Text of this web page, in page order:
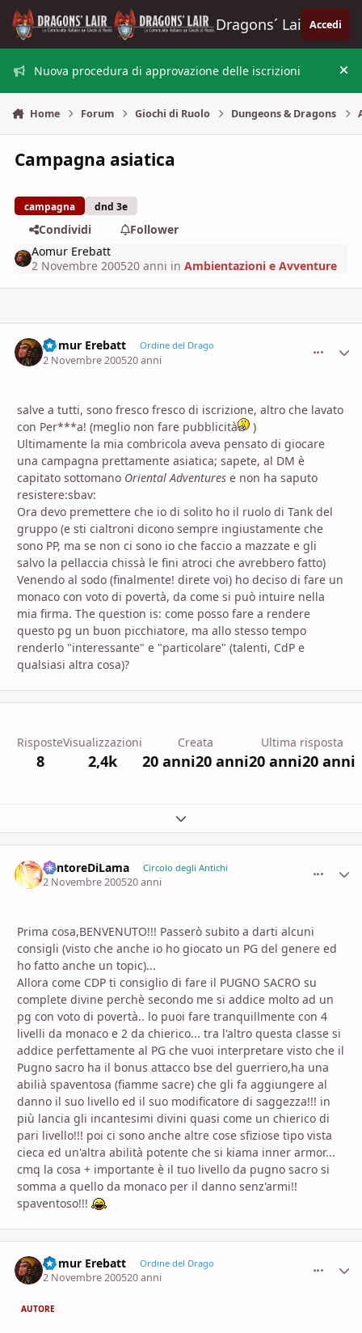
Vai al contenuto
Dragons´ Lair Accedi
Nuova procedura di approvazione delle iscrizioni
Home Forum Giochi di Ruolo Dungeons & Dragons
Campagna asiatica
campagna dnd 3e
Condividi
Follower
Aomur Erebatt
2 Novembre 200520 anni inAmbientazioni e Avventure
Aomur Erebatt Ordine del Drago
2 Novembre 200520 anni
salve a tutti, sono fresco fresco di iscrizione, altro che lavato
con Per***a! (meglio non fare pubblicità
)
Ultimamente la mia combricola aveva pensato di giocare
una campagna prettamente asiatica; sapete, al DM è
capitato sottomano Oriental Adventures e non ha saputo
resistere:sbav:
Ora devo premettere che io di solito ho il ruolo di Tank del
gruppo (e sti cialtroni dicono sempre ingiustamente che
sono PP, ma se non ci sono io che faccio a mazzate e gli
salvo la pellaccia chissà le fini atroci che avrebbero fatto)
Venendo al sodo (finalmente! direte voi) ho deciso di fare un
monaco con voto di povertà, da come si può intuire nella
mia firma. The question is: come posso fare a rendere
questo pg un buon picchiatore, ma allo stesso tempo
renderlo "interessante" e "particolare" (talenti, CdP e
qualsiasi altra cosa)?
Risposte
8
Visualizzazioni
2,4k
Creata
20 anni20 anni
Ultima risposta
20 anni20 anni
Espandi panoramica del topic
CantoreDiLama Circolo degli Antichi
2 Novembre 200520 anni
Prima cosa,BENVENUTO!!! Passerò subito a darti alcuni
consigli (visto che anche io ho giocato un PG del genere ed
ho fatto anche un topic)...
Allora come CDP ti consiglio di fare il PUGNO SACRO su
complete divine perchè secondo me si addice molto ad un
pg con voto di povertà.. lo puoi fare tranquillmente con 4
livelli da monaco e 2 da chierico... tra l'altro questa classe si
addice perfettamente al PG che vuoi interpretare visto che il
Pugno sacro ha il bonus attacco bse del guerriero,ha una
abilià spaventosa (fiamme sacre) che gli fa aggiungere al
danno il suo livello ed il suo modificatore di saggezza!!! in
più lancia gli incantesimi divini quasi come un chierico di
pari livello!!! poi ci sono anche altre cose sfiziose tipo vista
cieca ed un'altra abilità potente che si kiama inner armor...
cmq la cosa + importante è il tuo livello da pugno sacro si
somma a quello da monaco per il danno senz'armi!!
spaventoso!!!
Aomur Erebatt Ordine del Drago
2 Novembre 200520 anni
AUTORE